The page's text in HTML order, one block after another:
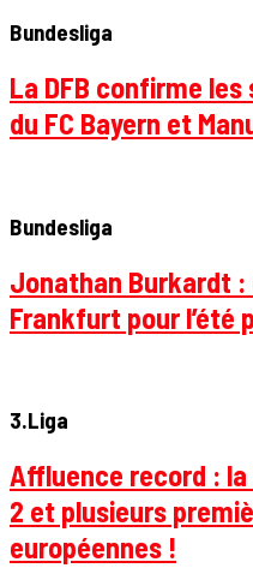
Bundesliga
La DFB confirme
du FC Bayern et
Bundesliga
Jonathan Burkardt :
Frankfurt pour l’été
3.Liga
Affluence record : la
2 et plusieurs
européennes !